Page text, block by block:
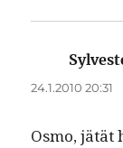
24.1.2010 20:31
Osmo, jätät